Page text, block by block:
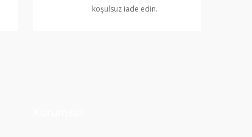
koşulsuz iade edin.